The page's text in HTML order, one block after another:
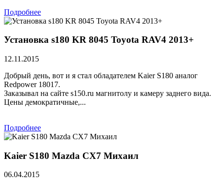
Подробнее
Установка s180 KR 8045 Toyota RAV4 2013+
12.11.2015
Добрый день, вот и я стал обладателем Kaier S180 аналог
Redpower 18017.
Заказывал на сайте s150.ru магнитолу и камеру заднего вида.
Цены демократичные,...
Подробнее
Kaier S180 Mazda CX7 Михаил
06.04.2015